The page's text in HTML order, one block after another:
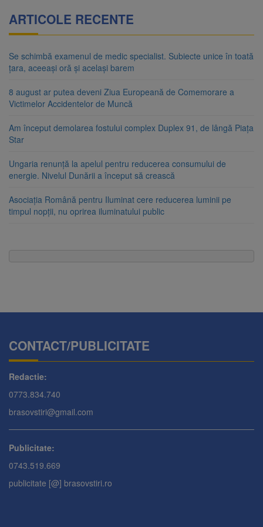
ARTICOLE RECENTE
Se schimbă examenul de medic specialist. Subiecte unice în toată
țara, aceeași oră și același barem
8 august ar putea deveni Ziua Europeană de Comemorare a
Victimelor Accidentelor de Muncă
Am început demolarea fostului complex Duplex 91, de lângă Piața
Star
Ungaria renunță la apelul pentru reducerea consumului de
energie. Nivelul Dunării a început să crească
Asociația Română pentru Iluminat cere reducerea luminii pe
timpul nopții, nu oprirea iluminatului public
CONTACT/PUBLICITATE
Redactie:
0773.834.740
brasovstiri@gmail.com
Publicitate:
0743.519.669
publicitate [@] brasovstiri.ro